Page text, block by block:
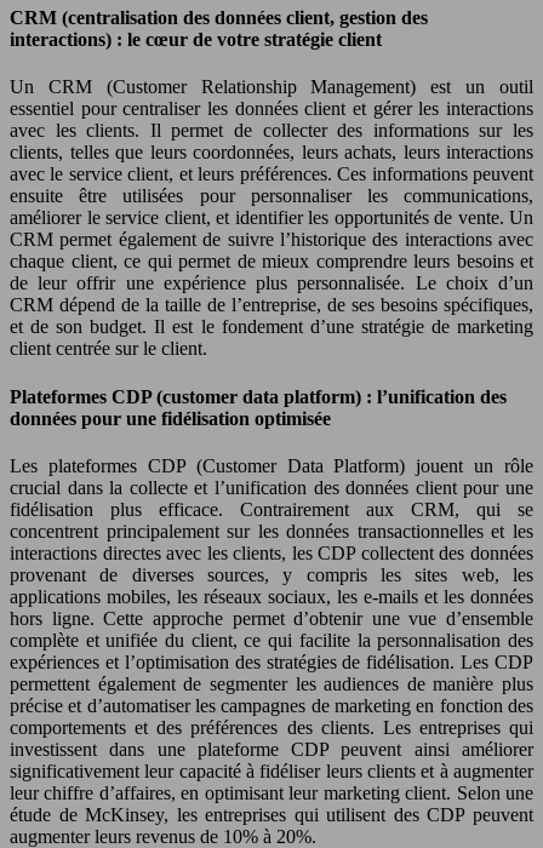
CRM (centralisation des données client, gestion des
interactions) : le cœur de votre stratégie client
Un CRM (Customer Relationship Management) est un outil
essentiel pour centraliser les données client et gérer les interactions
avec les clients. Il permet de collecter des informations sur les
clients, telles que leurs coordonnées, leurs achats, leurs interactions
avec le service client, et leurs préférences. Ces informations peuvent
ensuite être utilisées pour personnaliser les communications,
améliorer le service client, et identifier les opportunités de vente. Un
CRM permet également de suivre l’historique des interactions avec
chaque client, ce qui permet de mieux comprendre leurs besoins et
de leur offrir une expérience plus personnalisée. Le choix d’un
CRM dépend de la taille de l’entreprise, de ses besoins spécifiques,
et de son budget. Il est le fondement d’une stratégie de marketing
client centrée sur le client.
Plateformes CDP (customer data platform) : l’unification des
données pour une fidélisation optimisée
Les plateformes CDP (Customer Data Platform) jouent un rôle
crucial dans la collecte et l’unification des données client pour une
fidélisation plus efficace. Contrairement aux CRM, qui se
concentrent principalement sur les données transactionnelles et les
interactions directes avec les clients, les CDP collectent des données
provenant de diverses sources, y compris les sites web, les
applications mobiles, les réseaux sociaux, les e-mails et les données
hors ligne. Cette approche permet d’obtenir une vue d’ensemble
complète et unifiée du client, ce qui facilite la personnalisation des
expériences et l’optimisation des stratégies de fidélisation. Les CDP
permettent également de segmenter les audiences de manière plus
précise et d’automatiser les campagnes de marketing en fonction des
comportements et des préférences des clients. Les entreprises qui
investissent dans une plateforme CDP peuvent ainsi améliorer
significativement leur capacité à fidéliser leurs clients et à augmenter
leur chiffre d’affaires, en optimisant leur marketing client. Selon une
étude de McKinsey, les entreprises qui utilisent des CDP peuvent
augmenter leurs revenus de 10% à 20%.